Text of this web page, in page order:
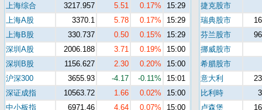
上海综合
3217.957 5.51 0.17%
15:29
上海A股
3370.1 5.78 0.17%
15:29
上海B股
330.737 0.50 0.15%
15:29
深圳A股
2006.188 3.71 0.19%
15:00
深圳B股
1156.627 2.30 0.20%
15:00
沪深300
3655.93 -4.17 -0.11%
15:01
深证成指
10563.72 1.66 0.02%
15:00
中小板指
6971.46 4.64 0.07%
15:00
捷克股市
瑞典股市
芬兰股市
挪威股市
希腊股市
意大利
比利時
卢森堡